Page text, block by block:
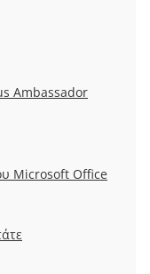
Ambassador
Microsoft Office